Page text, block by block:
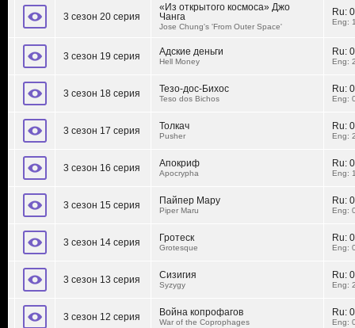
3 сезон 20 серия
«Из открытого космоса» Джо
Чанга
Jose Chung's 'From Outer Space'
Ru:
Eng:
3 сезон 19 серия Адские деньги
Hell Money
Ru:
Eng:
3 сезон 18 серия Тезо-дос-Бихос
Teso dos Bichos
Ru:
Eng:
3 сезон 17 серия Толкач
Pusher
Ru:
Eng:
3 сезон 16 серия Апокриф
Apocrypha
Ru:
Eng:
3 сезон 15 серия Пайпер Мару
Piper Maru
Ru:
Eng:
3 сезон 14 серия Гротеск
Grotesque
Ru:
Eng:
3 сезон 13 серия Сизигия
Syzygy
Ru:
Eng:
3 сезон 12 серия Война копрофагов
War of the Coprophages
Ru:
Eng: